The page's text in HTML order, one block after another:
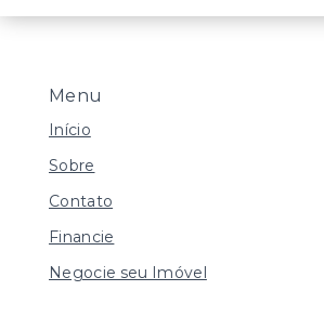
Menu
Início
Sobre
Contato
Financie
Negocie seu Imóvel